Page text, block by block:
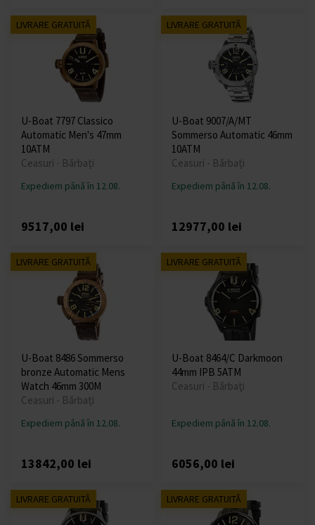
LIVRARE GRATUITĂ
U-Boat 7797 Classico
Automatic Men's 47mm
10ATM
Ceasuri - Bărbați
Expediem până în 12.08.
9517,00 lei
LIVRARE GRATUITĂ
U-Boat 9007/A/MT
Sommerso Automatic 46mm
10ATM
Ceasuri - Bărbați
Expediem până în 12.08.
12977,00 lei
LIVRARE GRATUITĂ
U-Boat 8486 Sommerso
bronze Automatic Mens
Watch 46mm 300M
Ceasuri - Bărbați
Expediem până în 12.08.
13842,00 lei
LIVRARE GRATUITĂ
U-Boat 8464/C Darkmoon
44mm IPB 5ATM
Ceasuri - Bărbați
Expediem până în 12.08.
6056,00 lei
LIVRARE GRATUITĂ LIVRARE GRATUITĂ